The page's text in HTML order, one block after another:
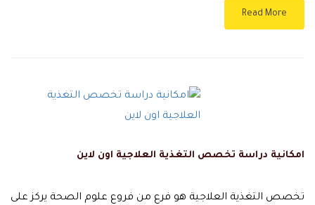
Read More
امكانية دراسة تخصص التغذية العلاجية اون لاين
تخصص التغذية العلاجية هو فرع من فروع علوم الصحة يركز على